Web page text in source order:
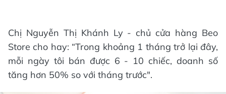
Chị Nguyễn Thị Khánh Ly - chủ cửa hàng Beo
Store cho hay: “Trong khoảng 1 tháng trở lại đây,
mỗi ngày tôi bán được 6 - 10 chiếc, doanh số
tăng hơn 50% so với tháng trước".